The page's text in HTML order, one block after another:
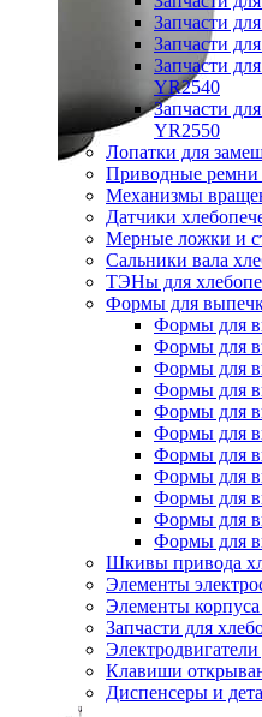
Запчасти
Запчасти
Запчасти
YR2540
Запчасти
YR2550
Лопатки для
Приводные ремни
Механизмы
Датчики
Мерные ложки и
Сальники вала
ТЭНы для
Формы для
Формы для
Формы для
Формы для
Формы для
Формы для
Формы для
Формы для
Формы для
Формы для
Формы для
Формы для
Шкивы привода
Элементы
Элементы корпуса
Запчасти для
Клавиши
Диспенсеры и